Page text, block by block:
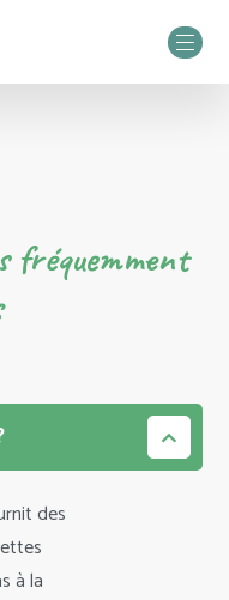
fréquemment
des
à la